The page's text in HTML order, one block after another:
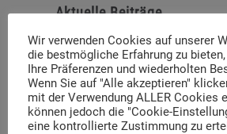
Aktuelle Beiträge
P-Seminar Gymnasium
Hohenbrunn – Zwischen Krieg
Erinnerung“
Thema und Referent:innen für
Dachauer Symposium stehen
Wir verwenden Cookies auf unserer
die bestmögliche Erfahrung zu
Ihre Präferenzen und wiederholten
Wenn Sie auf "Alle akzeptieren"
mit der Verwendung ALLER Cookies
können jedoch die "Cookie-
eine kontrollierte Zustimmung zu